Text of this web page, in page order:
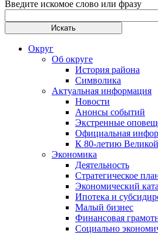
Введите искомое слово или фразу
Округ
Об округе
История района
Символика
Актуальная информация
Новости
Анонсы событий
Экстренные
Официальная
К 80-летию
Экономика
Деятельность
Стратегическое
Экономический
Ипотека и
Малый бизнес
Финансовая
Социально